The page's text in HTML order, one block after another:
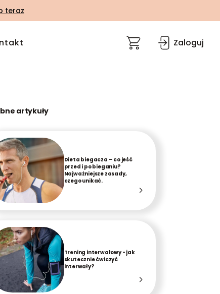
teraz
Zaloguj
artykuły
Dieta biegacza – co jeść
przed i po bieganiu?
Najważniejsze zasady,
czego unikać.
Trening interwałowy - jak
skutecznie ćwiczyć
interwały?